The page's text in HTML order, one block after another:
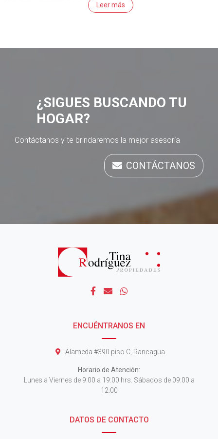
Leer más
¿SIGUES BUSCANDO TU
HOGAR?
Contáctanos y te brindaremos la mejor asesoría
CONTÁCTANOS
ENCUÉNTRANOS EN
Alameda #390 piso C, Rancagua
Horario de Atención:
Lunes a Viernes de 9:00 a 19:00 hrs. Sábados de 09:00 a
12:00
DATOS DE CONTACTO